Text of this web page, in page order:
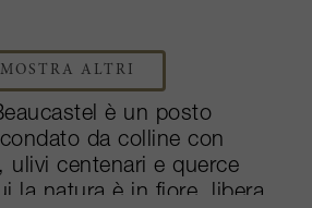
MOSTRA ALTRI
è un posto
da colline con
ulivi centenari e querce
la natura è in fiore, libera